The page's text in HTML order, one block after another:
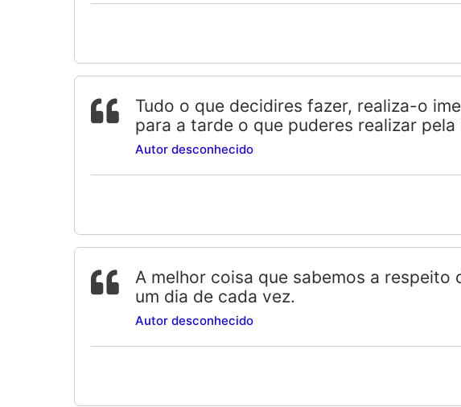
Tudo o que decidires fazer, realiza-o
para a tarde o que puderes realizar pela
Autor desconhecido
A melhor coisa que sabemos a respeito
um dia de cada vez.
Autor desconhecido